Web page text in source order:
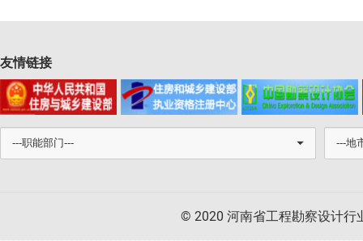
友情链接
© 2020 河南省工程勘察设计行